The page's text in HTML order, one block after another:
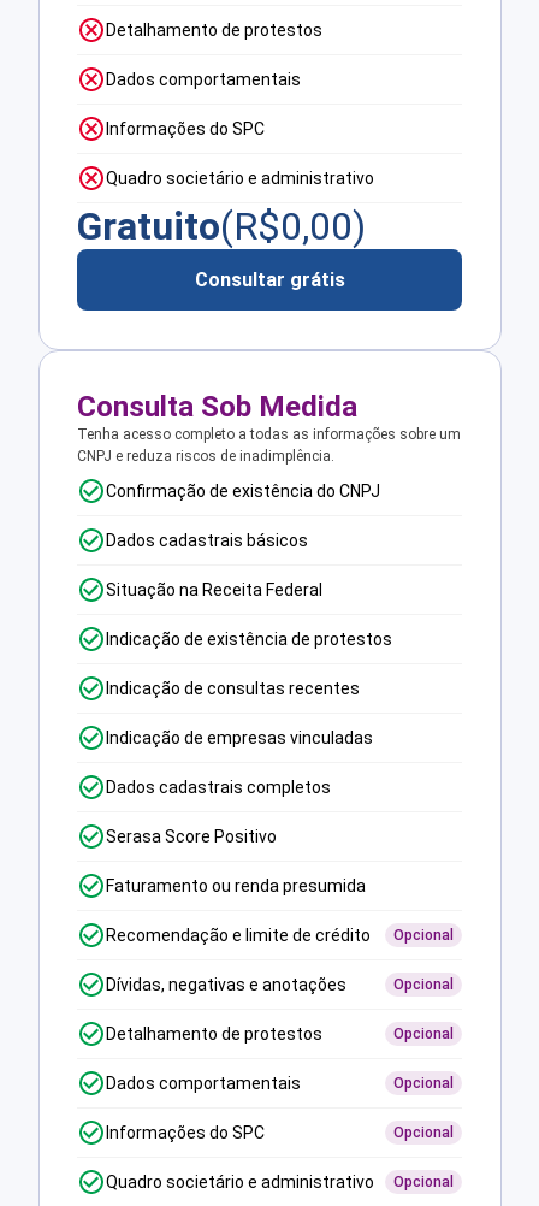
Detalhamento de protestos
Dados comportamentais
Informações do SPC
Quadro societário e administrativo
Gratuito(R$0,00)
Consultar grátis
Consulta Sob Medida
Tenha acesso completo a todas as informações sobre um
CNPJ e reduza riscos de inadimplência.
Confirmação de existência do CNPJ
Dados cadastrais básicos
Situação na Receita Federal
Indicação de existência de protestos
Indicação de consultas recentes
Indicação de empresas vinculadas
Dados cadastrais completos
Serasa Score Positivo
Faturamento ou renda presumida
Recomendação e limite de crédito Opcional
Dívidas, negativas e anotações Opcional
Detalhamento de protestos Opcional
Dados comportamentais Opcional
Informações do SPC Opcional
Quadro societário e administrativo Opcional